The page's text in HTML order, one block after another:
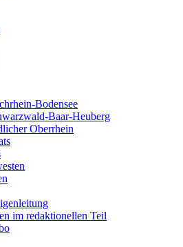
Bodensee
Baar-Heuberg
Oberrhein
im redaktionellen Teil